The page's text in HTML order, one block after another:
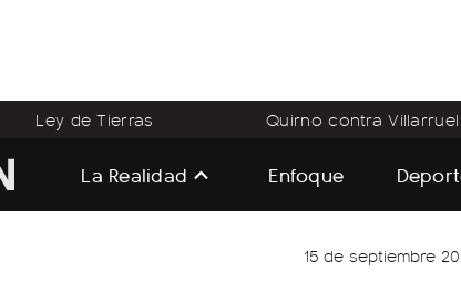
Ley de Tierras Quirno contra Villarruel
La Realidad Enfoque
15 de septiembre